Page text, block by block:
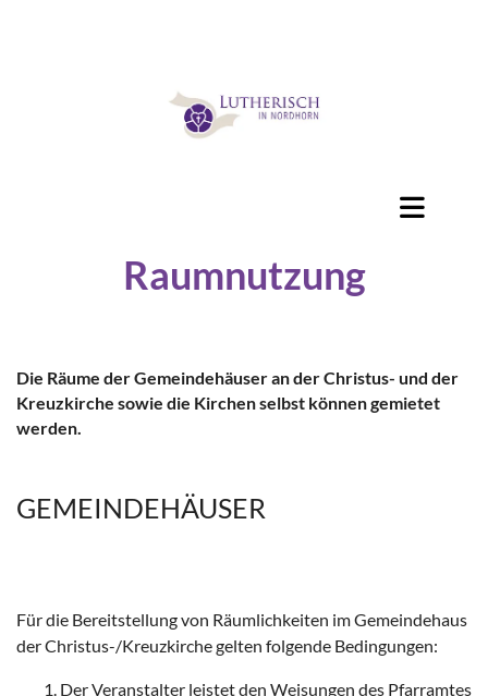
Raumnutzung
Die Räume der Gemeindehäuser an der Christus- und der
Kreuzkirche sowie die Kirchen selbst können gemietet
werden.
GEMEINDEHÄUSER
Für die Bereitstellung von Räumlichkeiten im Gemeindehaus
der Christus-/Kreuzkirche gelten folgende Bedingungen:
Der Veranstalter leistet den Weisungen des Pfarramtes